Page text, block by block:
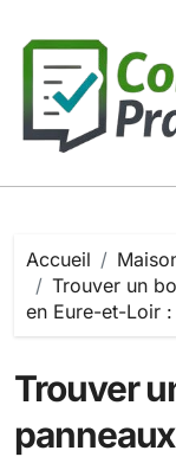
contenu
Accueil
Trouver un
en Eure-et-Loir
Trouver